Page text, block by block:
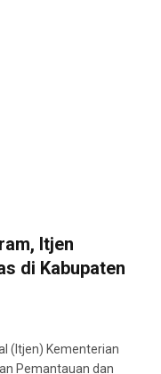
Itjen
di Kabupaten
(Itjen) Kementerian
Pemantauan dan